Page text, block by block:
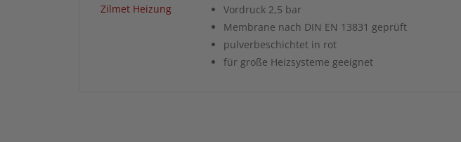
Vordruck 2,5 bar
Membrane nach DIN EN 13831 geprüft
pulverbeschichtet in rot
für große Heizsysteme geeignet